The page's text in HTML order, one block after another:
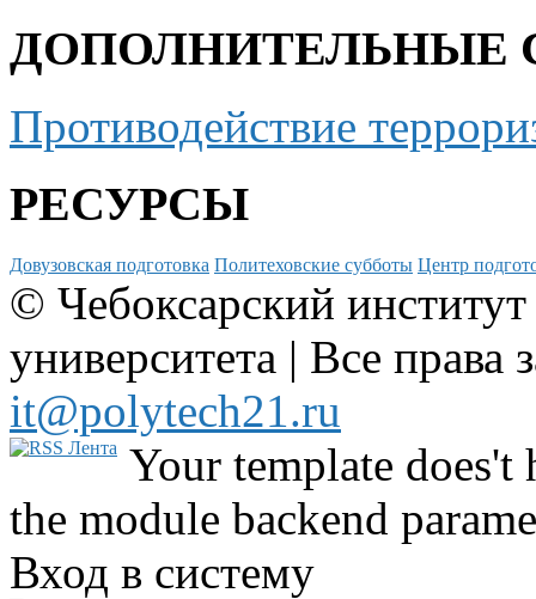
ДОПОЛНИТЕЛЬНЫЕ
Противодействие
РЕСУРСЫ
Довузовская подготовка Политеховские субботы Центр
© Чебоксарский
университета | Все
it@polytech21.ru
Your template
the module backend
Вход в систему